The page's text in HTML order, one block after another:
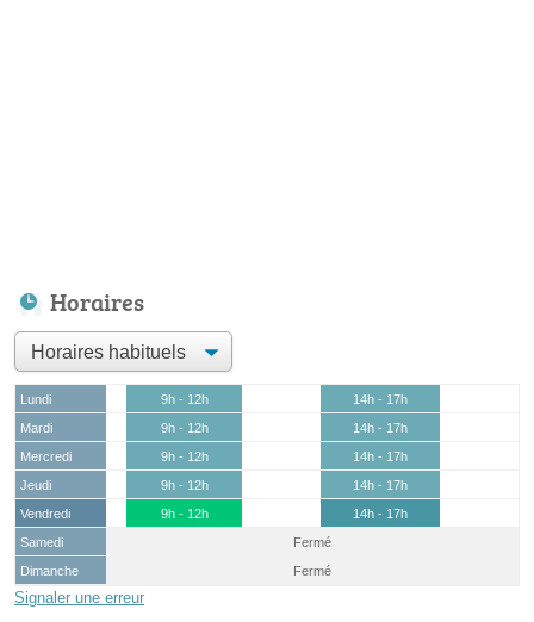
Horaires
Lundi 9h - 12h
14h - 17h
Mardi
9h - 12h
14h - 17h
Mercredi
9h - 12h
14h - 17h
Jeudi
9h - 12h
14h - 17h
Vendredi
9h - 12h
14h - 17h
Samedi
Fermé
Dimanche
Fermé
Signaler une erreur